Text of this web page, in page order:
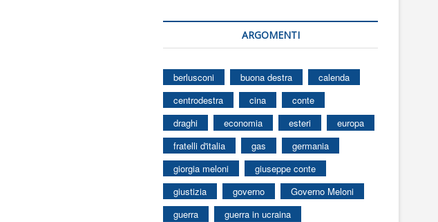
ARGOMENTI
berlusconi buona destra
calenda
centrodestra
cina
conte
draghi
economia esteri
europa
fratelli d'italia
gas
germania
giorgia meloni
giuseppe conte
giustizia
governo
Governo Meloni
guerra
guerra in ucraina